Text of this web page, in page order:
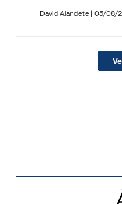
David Alandete | 05/08/